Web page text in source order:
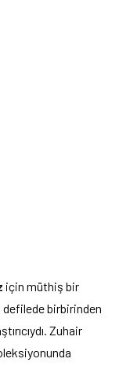
için müthiş bir
defilede birbirinden
Zuhair